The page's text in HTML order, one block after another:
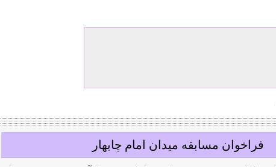
فراخوان مسابقه میدان امام چابهار